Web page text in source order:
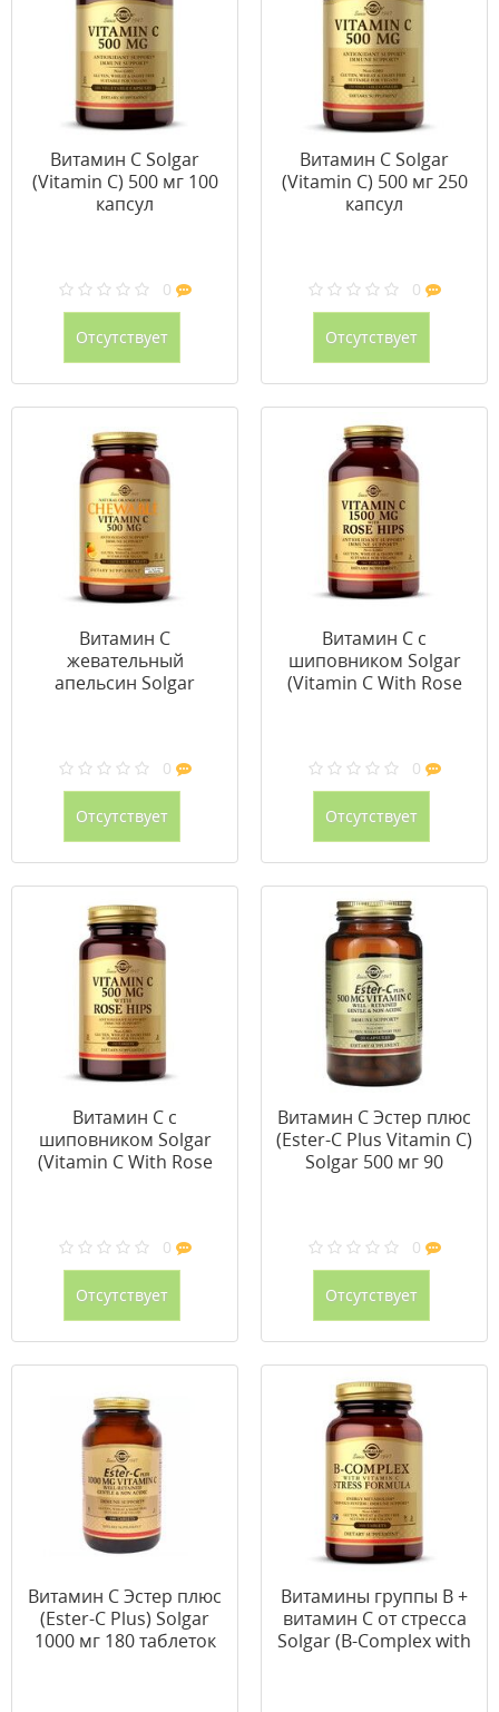
Витамин С Solgar
(Vitamin C) 500 мг 100
капсул
0
Отсутствует
Витамин С Solgar
(Vitamin C) 500 мг 250
капсул
0
Отсутствует
Витамин С
жевательный
апельсин Solgar
0
Отсутствует
Витамин С с
шиповником Solgar
(Vitamin C With Rose
0
Отсутствует
Витамин С с
шиповником Solgar
(Vitamin C With Rose
0
Отсутствует
Витамин С Эстер плюс
(Ester-C Plus Vitamin C)
Solgar 500 мг 90
0
Отсутствует
Витамин С Эстер плюс
(Ester-C Plus) Solgar
1000 мг 180 таблеток
Витамины группы В +
витамин С от стресса
Solgar (B-Complex with